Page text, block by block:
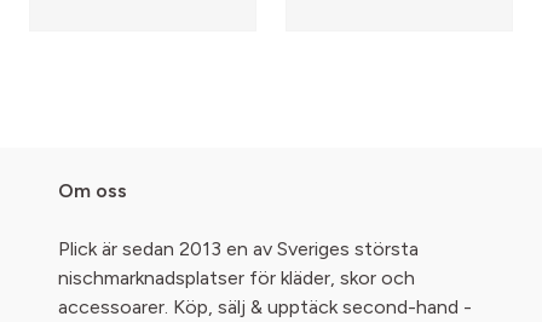
Om oss
Plick är sedan 2013 en av Sveriges största
nischmarknadsplatser för kläder, skor och
accessoarer. Köp, sälj & upptäck second-hand -